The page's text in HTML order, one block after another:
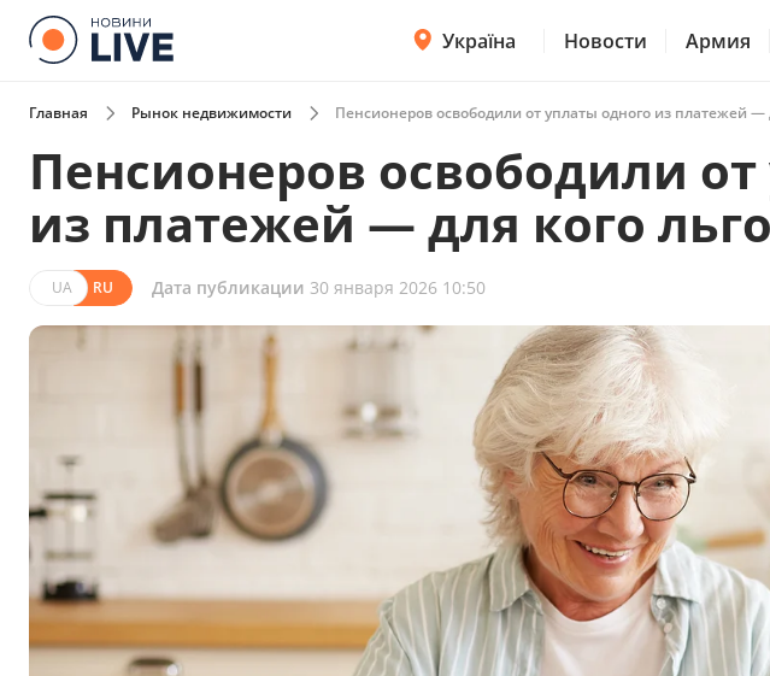
Україна Новости Армия
Главная Рынок недвижимости Пенсионеров освободили от уплаты одного из платежей —
Пенсионеров освободили
из платежей — для кого
UA RU Дата публикации 30 января 2026 10:50